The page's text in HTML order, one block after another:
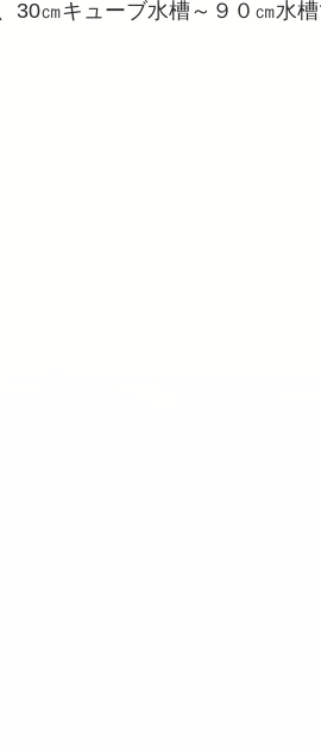
30㎝キューブ水槽～９０㎝水